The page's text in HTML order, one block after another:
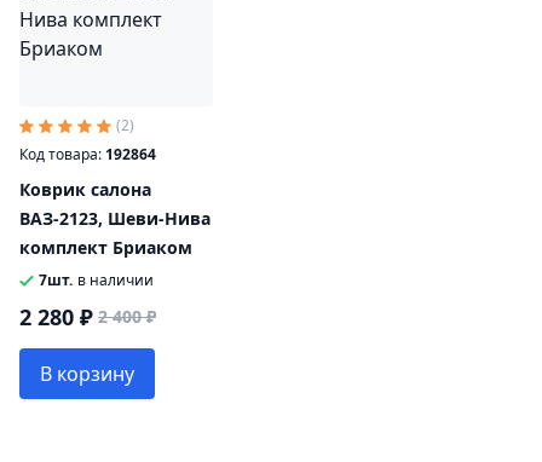
(2)
Код товара: 192864
Коврик салона
ВАЗ-2123, Шеви-Нива
комплект Бриаком
7шт. в наличии
2 280 ₽ 2 400 ₽
В корзину